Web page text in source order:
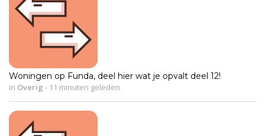
Woningen op Funda, deel hier wat je opvalt deel 12!
in Overig - 11 minuten geleden